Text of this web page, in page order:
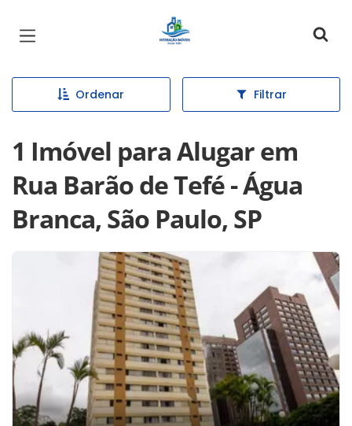
Página inicial
Ordenar Filtrar
1 Imóvel para Alugar em
Rua Barão de Tefé - Água
Branca, São Paulo, SP